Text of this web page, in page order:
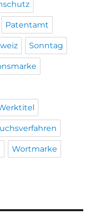
Patentamt
Sonntag
Wortmarke